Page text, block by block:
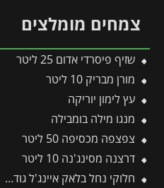
צמחים מומלצים
שזיף פיסרדי אדום 25 ליטר
מורן מבריק 10 ליטר
עץ לימון יוריקה
מנגו מילה בומבילה
צפצפה מכסיפה 50 ליטר
דרצנה מסינג'נה 10 ליטר
חלוקי נחל בלאק איינג'ל גודל 4 – שק 20 ק״ג